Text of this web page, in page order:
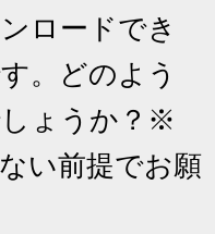
ロードでき
。どのよう
ょうか？※
い前提でお願